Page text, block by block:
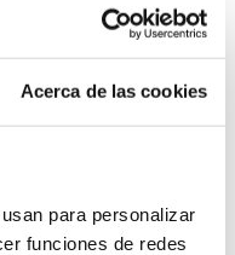
Acerca de las cookies
para personalizar
funciones de redes
Blanco Carte